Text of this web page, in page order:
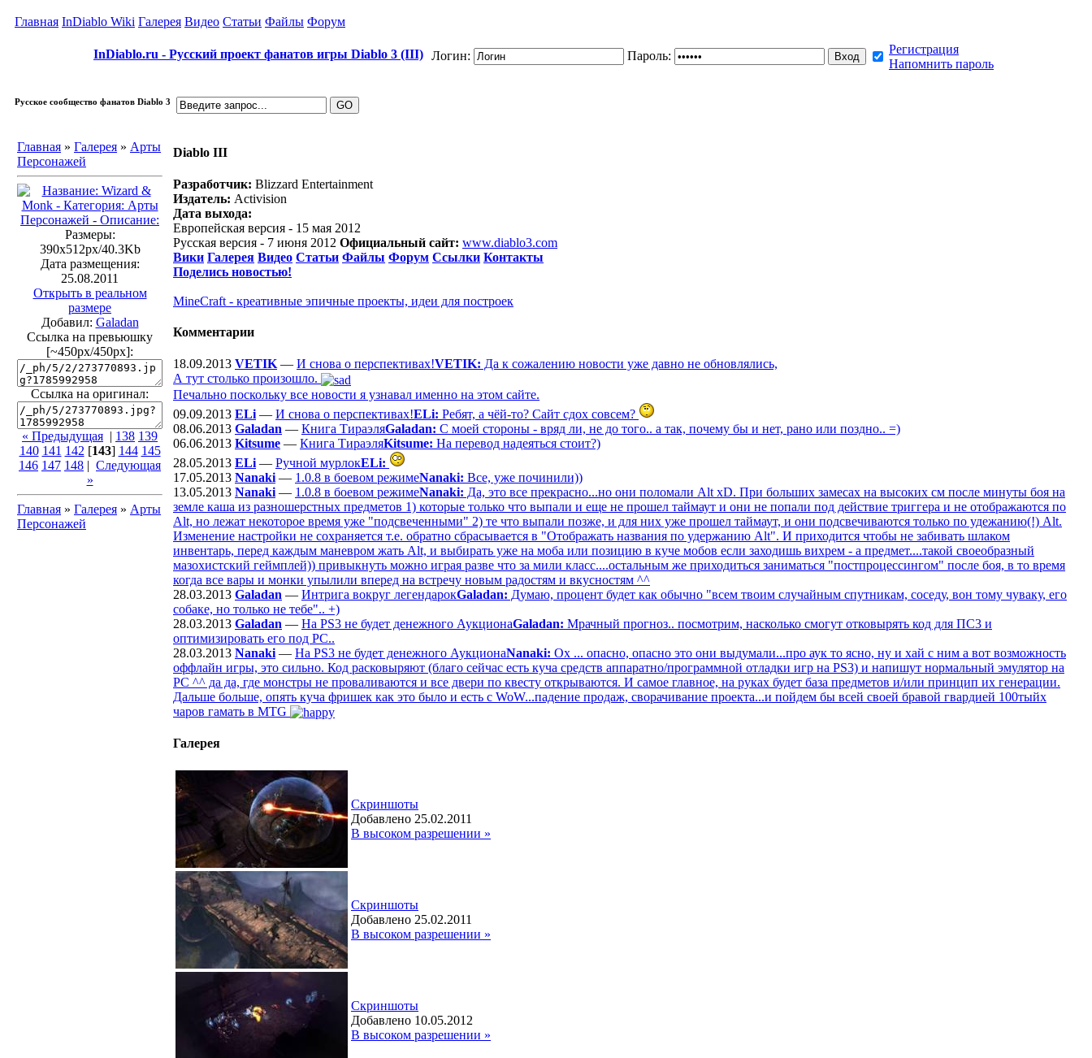
Главная InDiablo Wiki Галерея Видео Статьи Файлы Форум
InDiablo.ru - Русский проект фанатов игры Diablo 3 (III) Логин: Пароль:
Регистрация
Напомнить пароль
Русское сообщество фанатов Diablo 3
Главная » Галерея » Арты
Персонажей
Размеры:
390x512px/40.3Kb
Дата размещения:
25.08.2011
Открыть в реальном
размере
Добавил: Galadan
Ссылка на превьюшку
[~450px/450px]:
Ссылка на оригинал:
« Предыдущая | 138 139
140 141 142 [143] 144 145
146 147 148 | Следующая
»
Главная » Галерея » Арты
Персонажей
Diablo III
Разработчик: Blizzard Entertainment
Издатель: Activision
Дата выхода:
Европейская версия - 15 мая 2012
Русская версия - 7 июня 2012 Официальный сайт: www.diablo3.com
Вики Галерея Видео Статьи Файлы Форум Ссылки Контакты
Поделись новостью!
MineCraft - креативные эпичные проекты, идеи для построек
Комментарии
18.09.2013 VETIK — И снова о перспективах!VETIK: Да к сожалению новости уже давно не обновлялись,
А тут столько произошло.
Печально поскольку все новости я узнавал именно на этом сайте.
09.09.2013 ELi — И снова о перспективах!ELi: Ребят, а чёй-то? Сайт сдох совсем?
08.06.2013 Galadan — Книга ТираэляGaladan: С моей стороны - вряд ли, не до того.. а так, почему бы и нет, рано или поздно.. =)
06.06.2013 Kitsume — Книга ТираэляKitsume: На перевод надеяться стоит?)
28.05.2013 ELi — Ручной мурлокELi:
17.05.2013 Nanaki — 1.0.8 в боевом режимеNanaki: Все, уже починили))
13.05.2013 Nanaki — 1.0.8 в боевом режимеNanaki: Да, это все прекрасно...но они поломали Alt xD. При больших замесах на высоких см после минуты боя на
земле каша из разношерстных предметов 1) которые только что выпали и еще не прошел таймаут и они не попали под действие триггера и не отображаются по
Alt, но лежат некоторое время уже "подсвеченными" 2) те что выпали позже, и для них уже прошел таймаут, и они подсвечиваются только по удежанию(!) Alt.
Изменение настройки не сохраняется т.е. обратно сбрасывается в "Отображать названия по удержанию Alt". И приходится чтобы не забивать шлаком
инвентарь, перед каждым маневром жать Alt, и выбирать уже на моба или позицию в куче мобов если заходишь вихрем - а предмет....такой своеобразный
мазохистский геймплей)) привыкнуть можно играя разве что за мили класс....остальным же приходиться заниматься "постпроцессингом" после боя, в то время
когда все вары и монки упылили вперед на встречу новым радостям и вкусностям ^^
28.03.2013 Galadan — Интрига вокруг легендарокGaladan: Думаю, процент будет как обычно "всем твоим случайным спутникам, соседу, вон тому чуваку, его
собаке, но только не тебе".. +)
28.03.2013 Galadan — На PS3 не будет денежного АукционаGaladan: Мрачный прогноз.. посмотрим, насколько смогут отковырять код для ПС3 и
оптимизировать его под РС..
28.03.2013 Nanaki — На PS3 не будет денежного АукционаNanaki: Ох ... опасно, опасно это они выдумали...про аук то ясно, ну и хай с ним а вот возможность
оффлайн игры, это сильно. Код расковыряют (благо сейчас есть куча средств аппаратно/программной отладки игр на PS3) и напишут нормальный эмулятор на
PC ^^ да да, где монстры не проваливаются и все двери по квесту открываются. И самое главное, на руках будет база предметов и/или принцип их генерации.
Дальше больше, опять куча фришек как это было и есть с WoW...падение продаж, сворачивание проекта...и пойдем бы всей своей бравой гвардией 100тыйх
чаров гамать в MTG
Галерея
Скриншоты
Добавлено 25.02.2011
В высоком разрешении »
Скриншоты
Добавлено 25.02.2011
В высоком разрешении »
Скриншоты
Добавлено 10.05.2012
В высоком разрешении »